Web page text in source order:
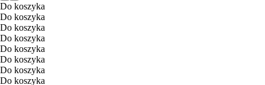
Do koszyka
Do koszyka
Do koszyka
Do koszyka
Do koszyka
Do koszyka
Do koszyka
Do koszyka